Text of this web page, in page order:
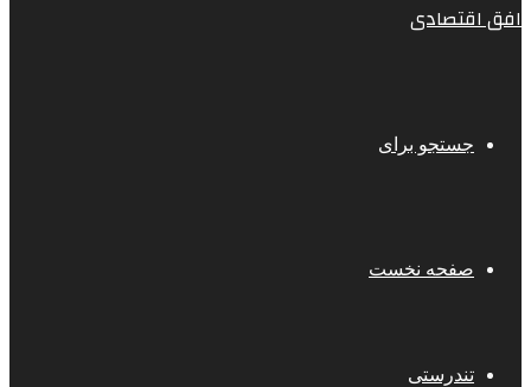
افق اقتصادی
جستجو برای
صفحه نخست
تندرستی